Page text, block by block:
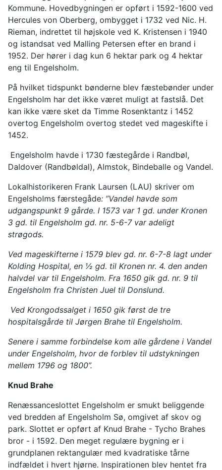
Kommune. Hovedbygningen er opført i 1592-1600 ved
Hercules von Oberberg, ombygget i 1732 ved Nic. H.
Rieman, indrettet til højskole ved K. Kristensen i 1940
og istandsat ved Malling Petersen efter en brand i
1952. Der hører i dag kun 6 hektar park og 4 hektar
eng til Engelsholm.
På hvilket tidspunkt bønderne blev fæstebønder under
Engelsholm har det ikke været muligt at fastslå. Det
kan ikke være sket da Timme Rosenktantz i 1452
overtog Engelsholm overtog stedet ved mageskifte i
1452.
Engelsholm havde i 1730 fæstegårde i Randbøl,
Daldover (Randbøldal), Almstok, Bindeballe og Vandel.
Lokalhistorikeren Frank Laursen (LAU) skriver om
Engelsholms færstegåde: ”Vandel havde som
udgangspunkt 9 gårde. I 1573 var 1 gd. under Kronen
3 gd. til Engelsholm gd. nr. 5-6-7 var adeligt
strøgods.
Ved mageskifterne i 1579 blev gd. nr. 6-7-8 lagt under
Kolding Hospital, en ½ gd. til Kronen nr. 4. den anden
halvdel var til Engelsholm. Fra 1650 gik gd. nr. 9 til
Engelsholm fra Christen Juel til Donslund.
Ved Krongodssalget i 1650 gik først de tre
hospitalsgårde til Jørgen Brahe til Engelsholm.
Senere i samme forbindelse kom alle gårdene i Vandel
under Engelsholm, hvor de forblev til udstykningen
mellem 1796 og 1800”.
Knud Brahe
Renæssanceslottet Engelsholm er smukt beliggende
ved bredden af Engelsholm Sø, omgivet af skov og
park. Slottet er opført af Knud Brahe - Tycho Brahes
bror - i 1592. Den meget regulære bygning er i
grundplanen rektangulær med kvadratiske tårne
indfældet i hvert hjørne. Inspirationen blev hentet fra